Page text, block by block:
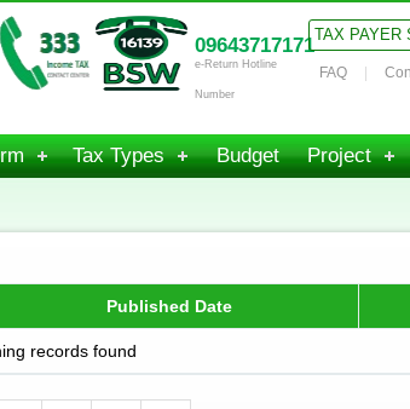
09643717171
e-Return Hotline
Number
TAX PAYER
FAQ
Tax Types Budget Project
Published Date
records found